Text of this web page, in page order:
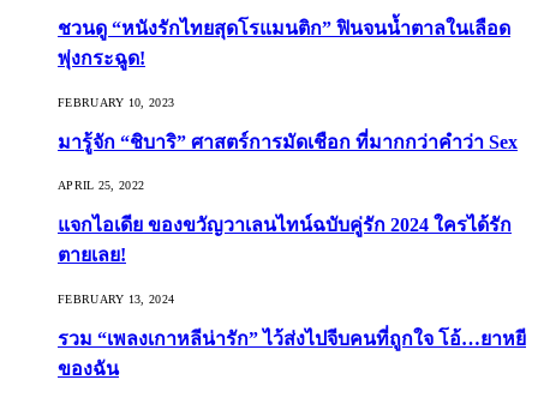
ชวนดู “หนังรักไทยสุดโรแมนติก” ฟินจนน้ำตาลในเลือด
พุ่งกระฉูด!
FEBRUARY 10, 2023
มารู้จัก “ชิบาริ” ศาสตร์การมัดเชือก ที่มากกว่าคำว่า Sex
APRIL 25, 2022
แจกไอเดีย ของขวัญวาเลนไทน์ฉบับคู่รัก 2024 ใครได้รัก
ตายเลย!
FEBRUARY 13, 2024
รวม “เพลงเกาหลีน่ารัก” ไว้ส่งไปจีบคนที่ถูกใจ โอ้…ยาหยี
ของฉัน